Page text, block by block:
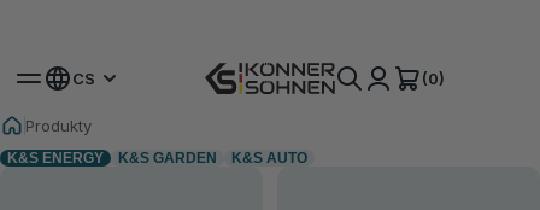
CS (0)
Produkty
K&S ENERGY K&S GARDEN K&S AUTO